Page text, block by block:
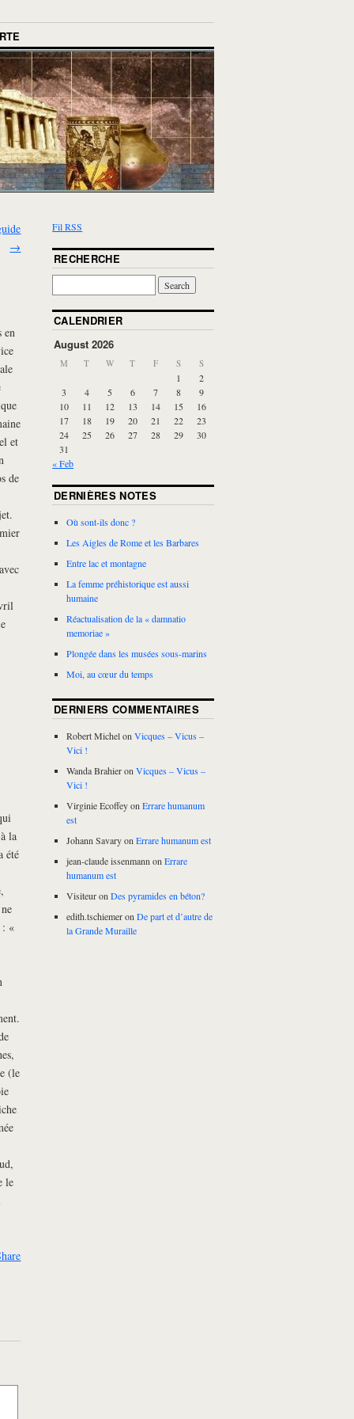
→
en
et
de
la
été
: «
(le
le
Fil RSS
RECHERCHE
CALENDRIER
August 2026
M T W T F S S
1
2
3
4 5 6 7 8
9
10
11 12 13 14 15
16
17
18 19 20 21 22
23
24
25 26 27 28 29
30
31
« Feb
DERNIÈRES NOTES
Où sont-ils donc ?
Les Aigles de Rome et les Barbares
Entre lac et montagne
La femme préhistorique est aussi
humaine
Réactualisation de la « damnatio
memoriae »
Plongée dans les musées sous-marins
Moi, au cœur du temps
DERNIERS COMMENTAIRES
Robert MichelonVicques – Vicus –
Vici !
Wanda BrahieronVicques – Vicus –
Vici !
Virginie EcoffeyonErrare humanum
est
Johann SavaryonErrare humanum est
jean-claude issenmannonErrare
humanum est
VisiteuronDes pyramides en béton?
edith.tschiemeronDe part et d’autre de
la Grande Muraille